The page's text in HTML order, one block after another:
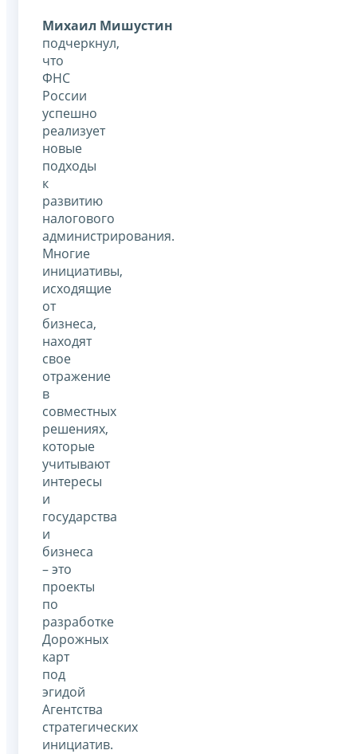
Михаил Мишустин
подчеркнул,
что
ФНС
России
успешно
реализует
новые
подходы
к
развитию
налогового
администрирования.
Многие
инициативы,
исходящие
от
бизнеса,
находят
свое
отражение
в
совместных
решениях,
которые
учитывают
интересы
и
государства
и
бизнеса
– это
проекты
по
разработке
Дорожных
карт
под
эгидой
Агентства
стратегических
инициатив.